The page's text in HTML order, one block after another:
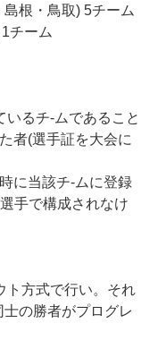
根・鳥取) 5チーム
チーム
いるチ-ムであること
者(選手証を大会に
に当該チ-ムに登録
手で構成されなけ
ト方式で行い。それ
の勝者がプログレ